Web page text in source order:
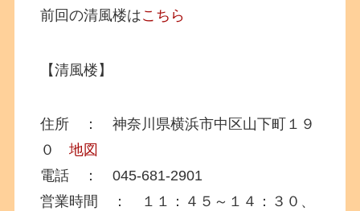
前回の清風楼はこちら
【清風楼】
住所 ： 神奈川県横浜市中区山下町１９
０地図
電話 ： 045-681-2901
営業時間 ： １１：４５～１４：３０、